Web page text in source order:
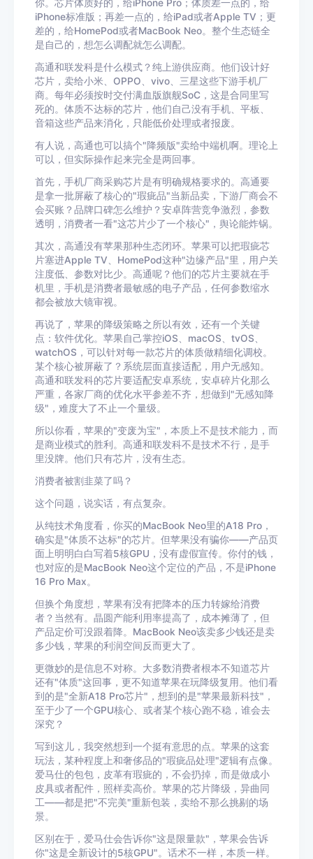
你。芯片体质好的，给iPhone Pro；体质差一点的，给
iPhone标准版；再差一点的，给iPad或者Apple TV；更
差的，给HomePod或者MacBook Neo。整个生态链全
是自己的，想怎么调配就怎么调配。
高通和联发科是什么模式？纯上游供应商。他们设计好
芯片，卖给小米、OPPO、vivo、三星这些下游手机厂
商。每年必须按时交付满血版旗舰SoC，这是合同里写
死的。体质不达标的芯片，他们自己没有手机、平板、
音箱这些产品来消化，只能低价处理或者报废。
有人说，高通也可以搞个"降频版"卖给中端机啊。理论上
可以，但实际操作起来完全是两回事。
首先，手机厂商采购芯片是有明确规格要求的。高通要
是拿一批屏蔽了核心的"瑕疵品"当新品卖，下游厂商会不
会买账？品牌口碑怎么维护？安卓阵营竞争激烈，参数
透明，消费者一看"这芯片少了一个核心"，舆论能炸锅。
其次，高通没有苹果那种生态闭环。苹果可以把瑕疵芯
片塞进Apple TV、HomePod这种"边缘产品"里，用户关
注度低、参数对比少。高通呢？他们的芯片主要就在手
机里，手机是消费者最敏感的电子产品，任何参数缩水
都会被放大镜审视。
再说了，苹果的降级策略之所以有效，还有一个关键
点：软件优化。苹果自己掌控iOS、macOS、tvOS、
watchOS，可以针对每一款芯片的体质做精细化调校。
某个核心被屏蔽了？系统层面直接适配，用户无感知。
高通和联发科的芯片要适配安卓系统，安卓碎片化那么
严重，各家厂商的优化水平参差不齐，想做到"无感知降
级"，难度大了不止一个量级。
所以你看，苹果的"变废为宝"，本质上不是技术能力，而
是商业模式的胜利。高通和联发科不是技术不行，是手
里没牌。他们只有芯片，没有生态。
消费者被割韭菜了吗？
这个问题，说实话，有点复杂。
从纯技术角度看，你买的MacBook Neo里的A18 Pro，
确实是"体质不达标"的芯片。但苹果没有骗你——产品页
面上明明白白写着5核GPU，没有虚假宣传。你付的钱，
也对应的是MacBook Neo这个定位的产品，不是iPhone
16 Pro Max。
但换个角度想，苹果有没有把降本的压力转嫁给消费
者？当然有。晶圆产能利用率提高了，成本摊薄了，但
产品定价可没跟着降。MacBook Neo该卖多少钱还是卖
多少钱，苹果的利润空间反而更大了。
更微妙的是信息不对称。大多数消费者根本不知道芯片
还有"体质"这回事，更不知道苹果在玩降级复用。他们看
到的是"全新A18 Pro芯片"，想到的是"苹果最新科技"，
至于少了一个GPU核心、或者某个核心跑不稳，谁会去
深究？
写到这儿，我突然想到一个挺有意思的点。苹果的这套
玩法，某种程度上和奢侈品的"瑕疵品处理"逻辑有点像。
爱马仕的包包，皮革有瑕疵的，不会扔掉，而是做成小
皮具或者配件，照样卖高价。苹果的芯片降级，异曲同
工——都是把"不完美"重新包装，卖给不那么挑剔的场
景。
区别在于，爱马仕会告诉你"这是限量款"，苹果会告诉
你"这是全新设计的5核GPU"。话术不一样，本质一样。